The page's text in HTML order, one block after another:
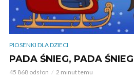
PIOSENKI DLA DZIECI
PADA ŚNIEG, PADA ŚNIEG
45 868 odsłon 2 minut temu